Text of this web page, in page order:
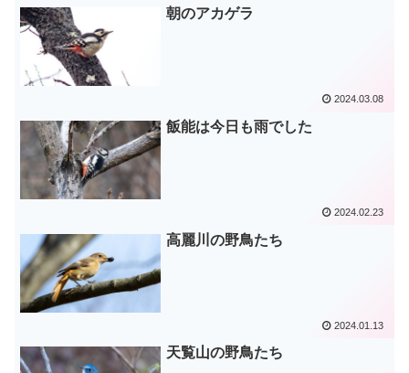
朝のアカゲラ
2024.03.08
飯能は今日も雨でした
2024.02.23
高麗川の野鳥たち
2024.01.13
天覧山の野鳥たち